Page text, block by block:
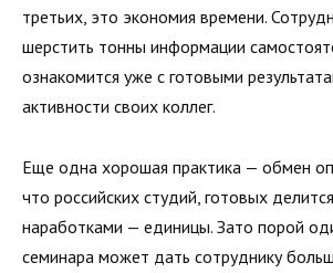
третьих, это экономия времени.
шерстить тонны информации
ознакомится уже с готовыми
активности своих коллег.
Еще одна хорошая практика — обмен
что российских студий, готовых
наработками — единицы. Зато порой
семинара может дать сотруднику